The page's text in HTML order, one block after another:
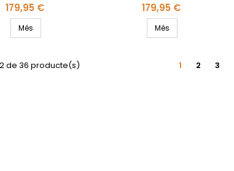
Preu
179,95 €
Més
Preu
179,95 €
Més
de 36 producte(s) 1 2 3